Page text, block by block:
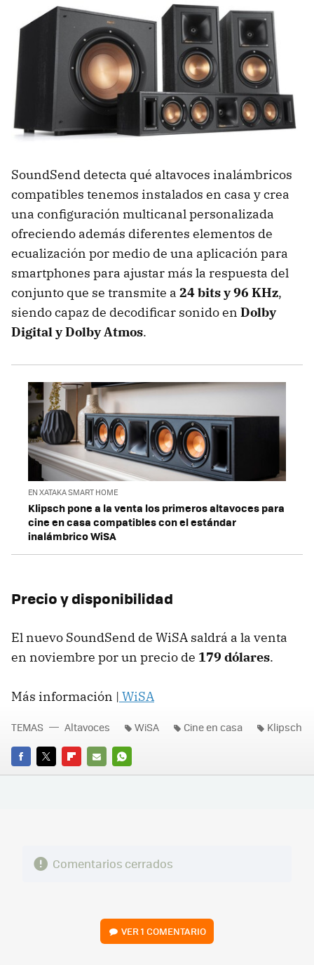
SoundSend detecta qué altavoces inalámbricos
compatibles tenemos instalados en casa y crea
una configuración multicanal personalizada
ofreciendo además diferentes elementos de
ecualización por medio de una aplicación para
smartphones para ajustar más la respuesta del
conjunto que se transmite a 24 bits y 96 KHz,
siendo capaz de decodificar sonido en Dolby
Digital y Dolby Atmos.
EN XATAKA SMART HOME
Klipsch pone a la venta los primeros altavoces para
cine en casa compatibles con el estándar
inalámbrico WiSA
Precio y disponibilidad
El nuevo SoundSend de WiSA saldrá a la venta
en noviembre por un precio de 179 dólares.
Más información | WiSA
FACEBOOK
TWITTERFLIPBOARD
E-
WHATSAPP
TEMAS Altavoces WiSA Cine en casa Klipsch
Comentarios cerrados
VER1 COMENTARIO